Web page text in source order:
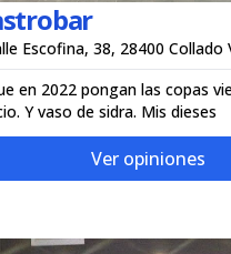
Escofina, 38, 28400 Collado
en 2022 pongan las copas
Y vaso de sidra. Mis dieses
Ver opiniones